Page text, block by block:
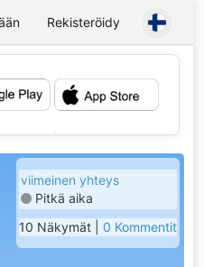
Rekisteröidy
💕
viimeinen yhteys
Pitkä aika
10 Näkymät | 0 Kommentit